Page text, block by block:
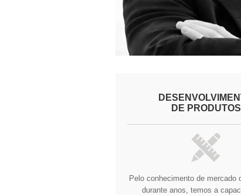
DE PRODUTOS
Pelo conhecimento de mercado
durante anos, temos a